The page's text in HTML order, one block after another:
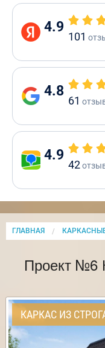
4.9
101
4.8
61
4.9
42
ГЛАВНАЯ
Проект №6
КАРКАС ИЗ